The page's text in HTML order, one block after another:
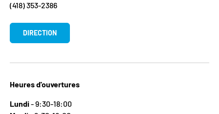
(418) 353-2386
DIRECTION
Heures d'ouvertures
Lundi- 9:30-18:00